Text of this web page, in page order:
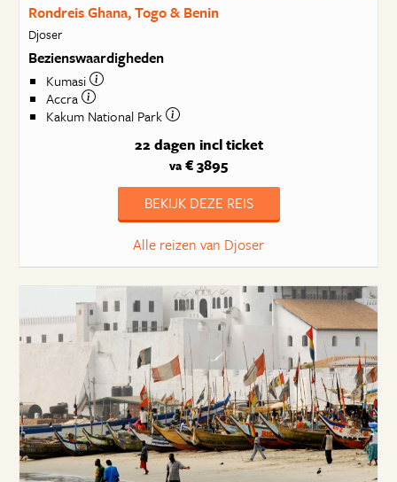
Rondreis Ghana, Togo & Benin
Djoser
Bezienswaardigheden
Kumasi
Accra
Kakum National Park
22 dagen incl ticket
va € 3895
BEKIJK DEZE REIS
Alle reizen van Djoser